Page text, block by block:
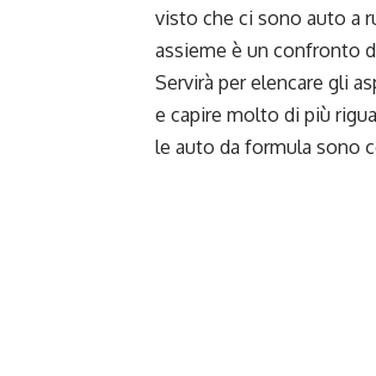
visto che ci sono auto a
assieme è un confronto
Servirà per elencare gli
e capire molto di più
le auto da formula sono